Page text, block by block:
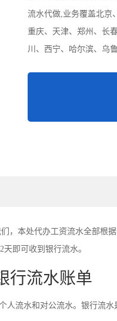
流水代做,业务覆盖北京
重庆、天津、郑州、长
川、西宁、哈尔滨、乌
本处代办工资流水全部
即可收到银行流水。
行流水账单
流水和对公流水。银行流